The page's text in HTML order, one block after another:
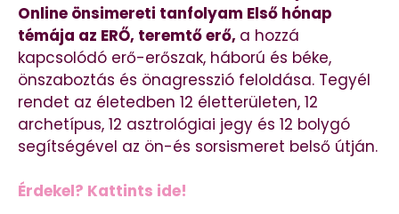
Online önsimereti tanfolyam Első hónap
témája az ERŐ, teremtő erő, a hozzá
kapcsolódó erő-erőszak, háború és béke,
önszaboztás és önagresszió feloldása. Tegyél
rendet az életedben 12 életterületen, 12
archetípus, 12 asztrológiai jegy és 12 bolygó
segítségével az ön-és sorsismeret belső útján.
Érdekel? Kattints ide!